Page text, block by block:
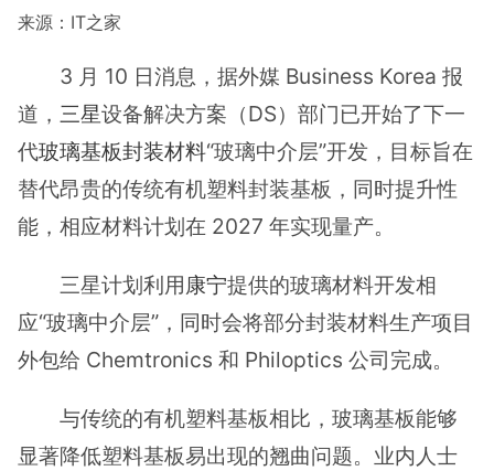
来源：IT之家
3 月 10 日消息，据外媒 Business Korea 报
道， 三星设备解决方案（DS）部门已开始了下一
代玻璃基板封装材料“玻璃中介层”开发，目标旨在
替代昂贵的传统有机塑料封装基板，同时提升性
能，相应材料计划在 2027 年实现量产。
三星计划利用康宁提供的玻璃材料开发相
应“玻璃中介层”，同时会将部分封装材料生产项目
外包给 Chemtronics 和 Philoptics 公司完成。
与传统的有机塑料基板相比，玻璃基板能够
显著降低塑料基板易出现的翘曲问题。业内人士